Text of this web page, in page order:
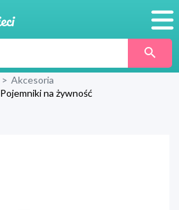
Produkty
> Akcesoria
Pojemniki na żywność